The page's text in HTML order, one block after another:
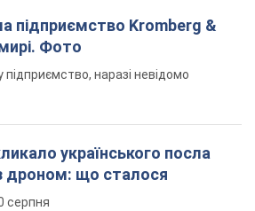
підприємство Kromberg &
Фото
наразі невідомо
українського посла
дроном: що сталося
серпня